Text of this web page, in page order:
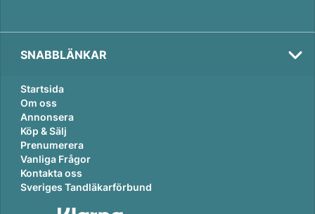
SNABBLÄNKAR
Startsida
Om oss
Annonsera
Köp & Sälj
Prenumerera
Vanliga Frågor
Kontakta oss
Sveriges Tandläkarförbund